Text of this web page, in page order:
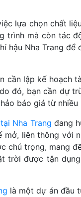
lựa chọn chất
trình mà còn tác
hậu Nha Trang để
cần lập kế hoạch
đó, bạn cần dự
báo giá từ
Nha Trang đang
liên thông với
chú trọng, mang
trời được tận
là một dự án đầu